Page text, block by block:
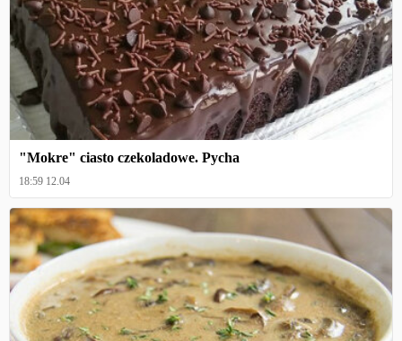
"Mokre" ciasto czekoladowe. Pycha
18:59 12.04